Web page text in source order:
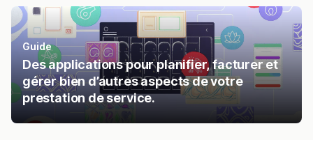
Guide
Des applications pour planifier, facturer et
gérer bien d’autres aspects de votre
prestation de service.